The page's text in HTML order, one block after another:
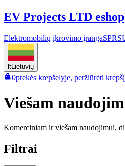
EV Projects LTD eshop
Elektromobilių įkrovimo įranga
ltLietuvių
0prekės krepšelyje, peržiūrėti krepšį
Viešam
Komerciniam ir viešam naudojimui,
Filtrai